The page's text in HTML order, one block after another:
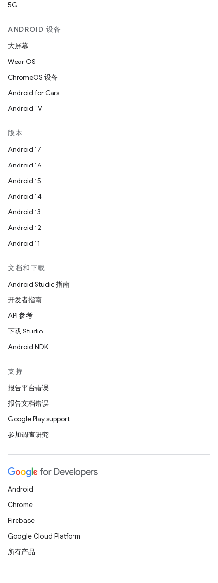
5G
ANDROID 设备
大屏幕
Wear OS
ChromeOS 设备
Android for Cars
Android TV
版本
Android 17
Android 16
Android 15
Android 14
Android 13
Android 12
Android 11
文档和下载
Android Studio 指南
开发者指南
API 参考
下载 Studio
Android NDK
支持
报告平台错误
报告文档错误
Google Play support
参加调查研究
Android
Chrome
Firebase
Google Cloud Platform
所有产品